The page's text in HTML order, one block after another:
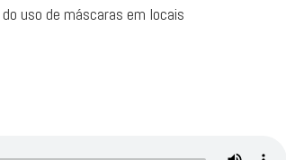
uso de máscaras em locais